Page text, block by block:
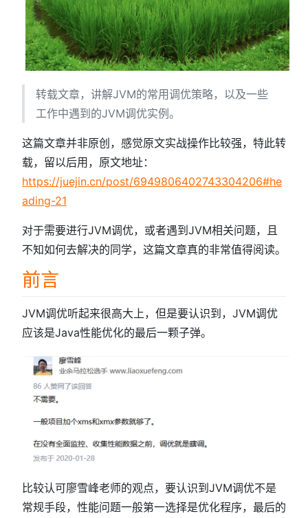
转载文章，讲解JVM的常用调优策略，以及一些
工作中遇到的JVM调优实例。
这篇文章并非原创，感觉原文实战操作比较强，特此转
载，留以后用，原文地址：
https://juejin.cn/post/6949806402743304206#he
ading-21
对于需要进行JVM调优，或者遇到JVM相关问题，且
不知如何去解决的同学，这篇文章真的非常值得阅读。
前言
JVM调优听起来很高大上，但是要认识到，JVM调优
应该是Java性能优化的最后一颗子弹。
比较认可廖雪峰老师的观点，要认识到JVM调优不是
常规手段，性能问题一般第一选择是优化程序，最后的